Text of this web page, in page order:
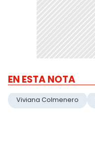
EN ESTA NOTA
Viviana Colmenero